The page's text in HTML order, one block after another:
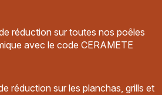
réduction sur toutes nos poêles
avec le code CERAMETE
réduction sur les planchas, grills et